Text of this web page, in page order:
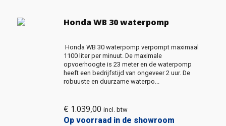
Honda WB 30 waterpomp
Honda WB 30 waterpomp verpompt maximaal
1100 liter per minuut. De maximale
opvoerhoogte is 23 meter en de waterpomp
heeft een bedrijfstijd van ongeveer 2 uur. De
robuuste en duurzame waterpo...
€ 1.039,00 incl. btw
Op voorraad in de showroom